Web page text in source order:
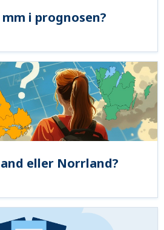
i prognosen?
eller Norrland?